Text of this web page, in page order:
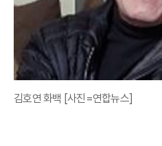
김호연 화백 [사진=연합뉴스]